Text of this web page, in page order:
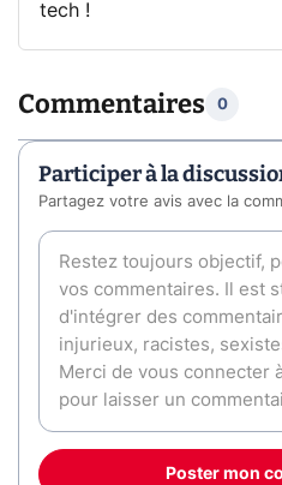
tech !
Commentaires 0
Participer à la
Partagez votre avis avec la
Poster mon